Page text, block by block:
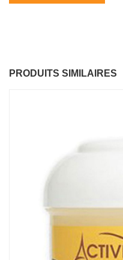
PRODUITS SIMILAIRES